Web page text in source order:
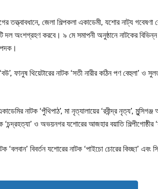
তত্ত্বাবধানে, জেলা শিল্পকলা একাডেমী, যশোর নাট্য গবেষণা
অংশগ্রহণ করবে। ৯ মে সমাপনী অনুষ্ঠানে নাটকের বিভিন্ন
পদক।
ফানুষ থিয়েটারের নাটক ‘সতী নারীর কঠিন পণ বেহুলা’ ও
নাটক ‘পুঁথিপাঠ’, মা নৃত্যালায়ের ‘রবীন্দ্র নৃত্য’,
‘চন্দ্রহত্যা’ ও অভয়নগর যশোরের আজহার বয়াতি শিল্পীগোষ্ঠীর
‘বলবান’ বিবর্তন যশোরের নাটক ‘পাইচো চোরের কিচ্ছা’ এবং